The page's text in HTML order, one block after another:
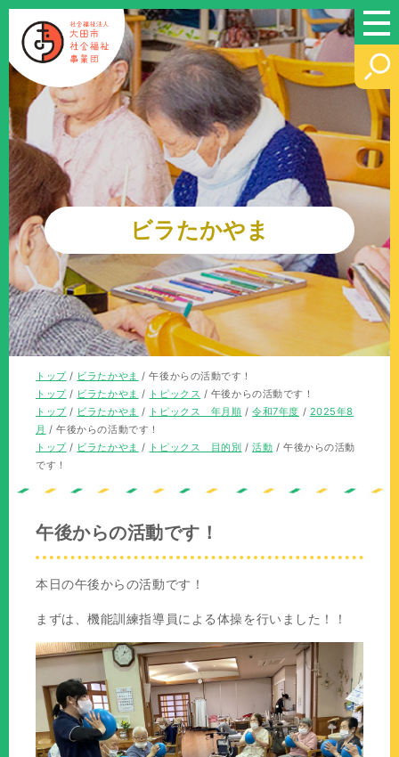
このページの本文へ
ビラたかやま
現
在
の
位
置：
トップ/ ビラたかやま /午後からの活動です！
現
在
の
位
置：
トップ/ ビラたかやま / トピックス / 午後からの活動です！
現
在
の
位
トップ/ ビラたかやま / トピックス 年月順 /令和7年度 / 2025年8
月 /午後からの活動です！
現
在
トップ/ ビラたかやま / トピックス 目的別 /活動 / 午後からの活動
です！
午後からの活動です！
本日の午後からの活動です！
まずは、機能訓練指導員による体操を行いました！！